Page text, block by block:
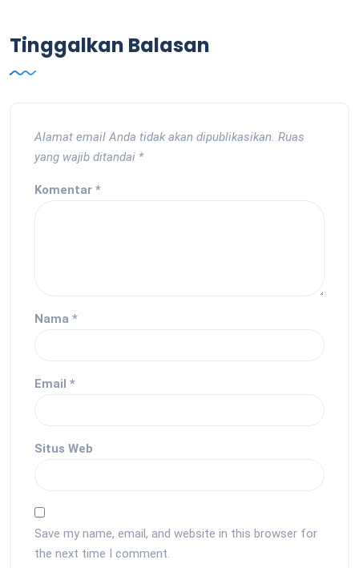
Tinggalkan Balasan
Alamat email Anda tidak akan dipublikasikan. Ruas
yang wajib ditandai *
Komentar *
Nama *
Email *
Situs Web
Save my name, email, and website in this browser for
the next time I comment.